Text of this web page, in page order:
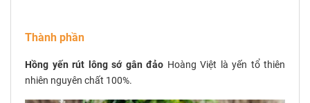
Thành phần
Hồng yến rút lông sớ gân đảo Hoàng Việt là yến tổ thiên
nhiên nguyên chất 100%.